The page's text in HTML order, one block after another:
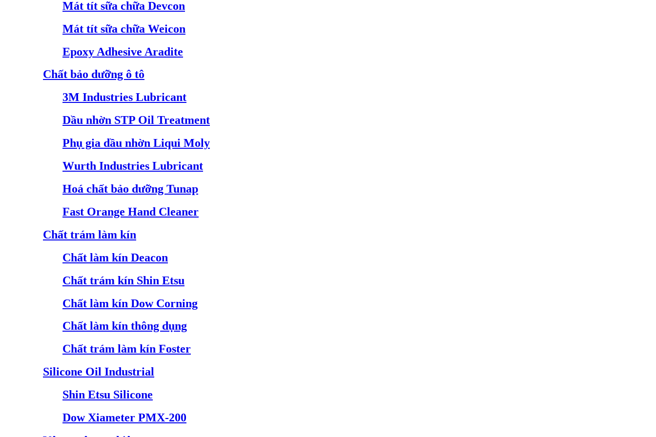
Mát tít sữa chữa Devcon
Mát tít sữa chữa Weicon
Epoxy Adhesive Aradite
Chất bảo dưỡng ô tô
3M Industries Lubricant
Dầu nhờn STP Oil Treatment
Phụ gia dầu nhờn Liqui Moly
Wurth Industries Lubricant
Hoá chất bảo dưỡng Tunap
Fast Orange Hand Cleaner
Chất trám làm kín
Chất làm kín Deacon
Chất trám kín Shin Etsu
Chất làm kín Dow Corning
Chất làm kín thông dụng
Chất trám làm kín Foster
Silicone Oil Industrial
Shin Etsu Silicone
Dow Xiameter PMX-200